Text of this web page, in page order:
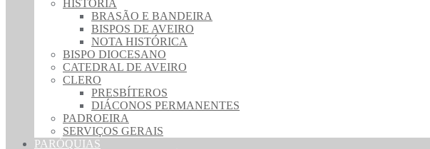
HISTÓRIA
BRASÃO E BANDEIRA
BISPOS DE AVEIRO
NOTA HISTÓRICA
BISPO DIOCESANO
CATEDRAL DE AVEIRO
CLERO
PRESBÍTEROS
DIÁCONOS PERMANENTES
PADROEIRA
SERVIÇOS GERAIS
PARÓQUIAS